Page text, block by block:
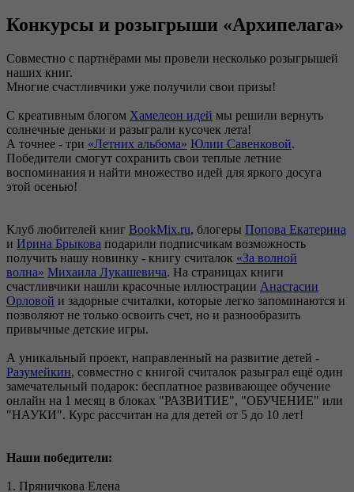
Конкурсы и розыгрыши «Архипелага»
Совместно с партнёрами мы провели несколько розыгрышей
наших книг.
Многие счастливчики уже получили свои призы!
С креативным блогом Хамелеон идей мы решили вернуть
солнечные деньки и разыграли кусочек лета!
А точнее - три «Летних альбома» Юлии Савенковой.
Победители смогут сохранить свои теплые летние
воспоминания и найти множество идей для яркого досуга
этой осенью!
Клуб любителей книг BookMix.ru, блогеры Попова Екатерина
и Ирина Брыкова подарили подписчикам возможность
получить нашу новинку - книгу считалок «За волной
волна» Михаила Лукашевича. На страницах книги
счастливчики нашли красочные иллюстрации Анастасии
Орловой и задорные считалки, которые легко запоминаются и
позволяют не только освоить счет, но и разнообразить
привычные детские игры.
А уникальный проект, направленный на развитие детей -
Разумейкин, совместно с книгой считалок разыграл ещё один
замечательный подарок: бесплатное развивающее обучение
онлайн на 1 месяц в блоках "РАЗВИТИЕ", "ОБУЧЕНИЕ" или
"НАУКИ". Курс рассчитан на для детей от 5 до 10 лет!
Наши победители:
1. Пряничкова Елена